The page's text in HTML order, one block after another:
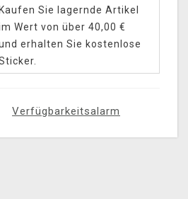
Kaufen Sie lagernde Artikel
Wert von über 40,00 €
erhalten Sie kostenlose
Verfügbarkeitsalarm